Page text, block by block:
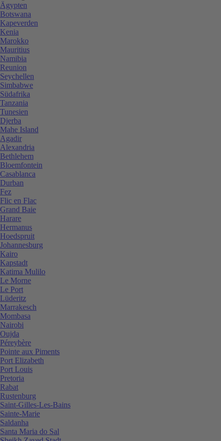
Ägypten
Botswana
Kapeverden
Kenia
Marokko
Mauritius
Namibia
Reunion
Seychellen
Simbabwe
Südafrika
Tanzania
Tunesien
Djerba
Mahe Island
Agadir
Alexandria
Bethlehem
Bloemfontein
Casablanca
Durban
Fez
Flic en Flac
Grand Baie
Harare
Hermanus
Hoedspruit
Johannesburg
Kairo
Kapstadt
Katima Mulilo
Le Morne
Le Port
Lüderitz
Marrakesch
Mombasa
Nairobi
Oujda
Péreybère
Pointe aux Piments
Port Elizabeth
Port Louis
Pretoria
Rabat
Rustenburg
Saint-Gilles-Les-Bains
Sainte-Marie
Saldanha
Santa Maria do Sal